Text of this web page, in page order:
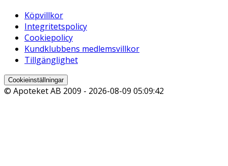
Köpvillkor
Integritetspolicy
Cookiepolicy
Kundklubbens medlemsvillkor
Tillgänglighet
Cookieinställningar
© Apoteket AB 2009 - 2026-08-09 05:09:42